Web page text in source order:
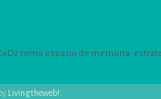
como espacio de memoria:
Livingtheweb!.